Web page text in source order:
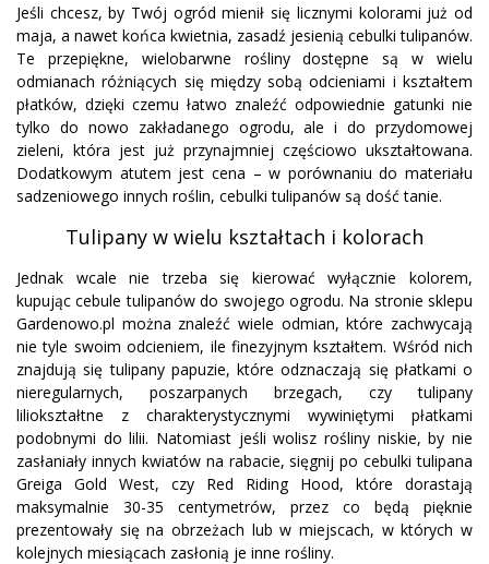
Jeśli chcesz, by Twój ogród mienił się licznymi kolorami już od
maja, a nawet końca kwietnia, zasadź jesienią cebulki tulipanów.
Te przepiękne, wielobarwne rośliny dostępne są w wielu
odmianach różniących się między sobą odcieniami i kształtem
płatków, dzięki czemu łatwo znaleźć odpowiednie gatunki nie
tylko do nowo zakładanego ogrodu, ale i do przydomowej
zieleni, która jest już przynajmniej częściowo ukształtowana.
Dodatkowym atutem jest cena – w porównaniu do materiału
sadzeniowego innych roślin, cebulki tulipanów są dość tanie.
Tulipany w wielu kształtach i kolorach
Jednak wcale nie trzeba się kierować wyłącznie kolorem,
kupując cebule tulipanów do swojego ogrodu. Na stronie sklepu
Gardenowo.pl można znaleźć wiele odmian, które zachwycają
nie tyle swoim odcieniem, ile finezyjnym kształtem. Wśród nich
znajdują się tulipany papuzie, które odznaczają się płatkami o
nieregularnych, poszarpanych brzegach, czy tulipany
liliokształtne z charakterystycznymi wywiniętymi płatkami
podobnymi do lilii. Natomiast jeśli wolisz rośliny niskie, by nie
zasłaniały innych kwiatów na rabacie, sięgnij po cebulki tulipana
Greiga Gold West, czy Red Riding Hood, które dorastają
maksymalnie 30-35 centymetrów, przez co będą pięknie
prezentowały się na obrzeżach lub w miejscach, w których w
kolejnych miesiącach zasłonią je inne rośliny.